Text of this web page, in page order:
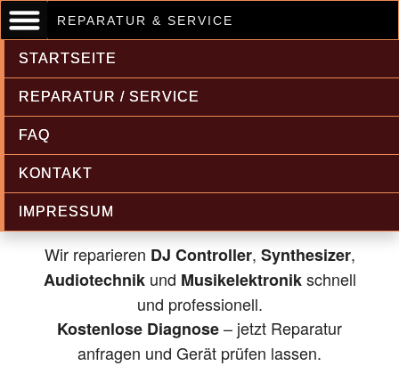
REPARATUR & SERVICE
STARTSEITE
REPARATUR / SERVICE
FAQ
KONTAKT
IMPRESSUM
Musikelektronik & Audiotechnik
Reparatur
Wir reparieren DJ Controller, Synthesizer,
Audiotechnikund Musikelektronikschnell
und professionell.
Kostenlose Diagnose– jetzt Reparatur
anfragen und Gerät prüfen lassen.